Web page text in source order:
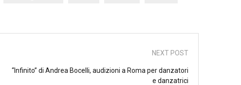
NEXT POST
“Infinito” di Andrea Bocelli, audizioni a Roma per danzatori
e danzatrici